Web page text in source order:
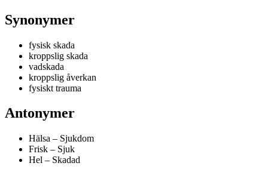
Synonymer
fysisk skada
kroppslig skada
vadskada
kroppslig åverkan
fysiskt trauma
Antonymer
Hälsa – Sjukdom
Frisk – Sjuk
Hel – Skadad